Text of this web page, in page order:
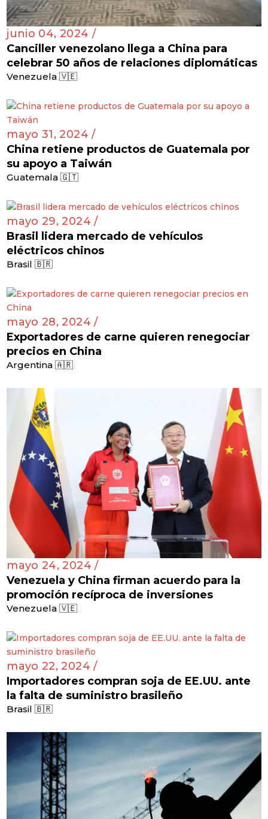
junio 04, 2024 /
Canciller venezolano llega a China para
celebrar 50 años de relaciones diplomáticas
Venezuela 🇻🇪
mayo 31, 2024 /
China retiene productos de Guatemala por
su apoyo a Taiwán
Guatemala 🇬🇹
mayo 29, 2024 /
Brasil lidera mercado de vehículos
eléctricos chinos
Brasil 🇧🇷
mayo 28, 2024 /
Exportadores de carne quieren renegociar
precios en China
Argentina 🇦🇷
mayo 24, 2024 /
Venezuela y China firman acuerdo para la
promoción recíproca de inversiones
Venezuela 🇻🇪
mayo 22, 2024 /
Importadores compran soja de EE.UU. ante
la falta de suministro brasileño
Brasil 🇧🇷